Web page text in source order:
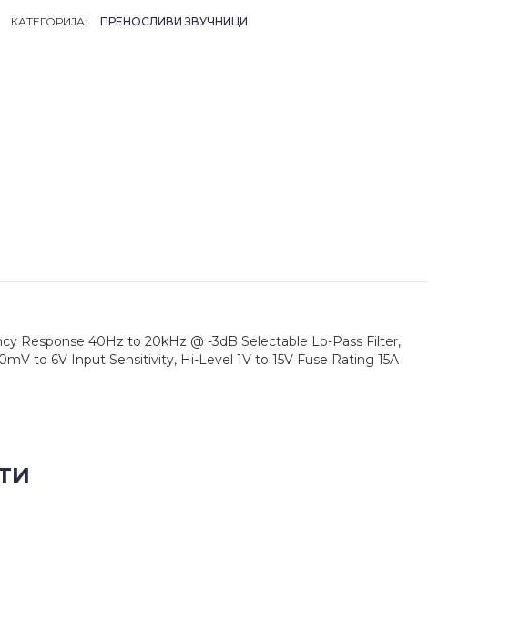
КАТЕГОРИЈА: ПРЕНОСЛИВИ ЗВУЧНИЦИ
Response 40Hz to 20kHz @ -3dB Selectable Lo-Pass Filter,
to 6V Input Sensitivity, Hi-Level 1V to 15V Fuse Rating 15A